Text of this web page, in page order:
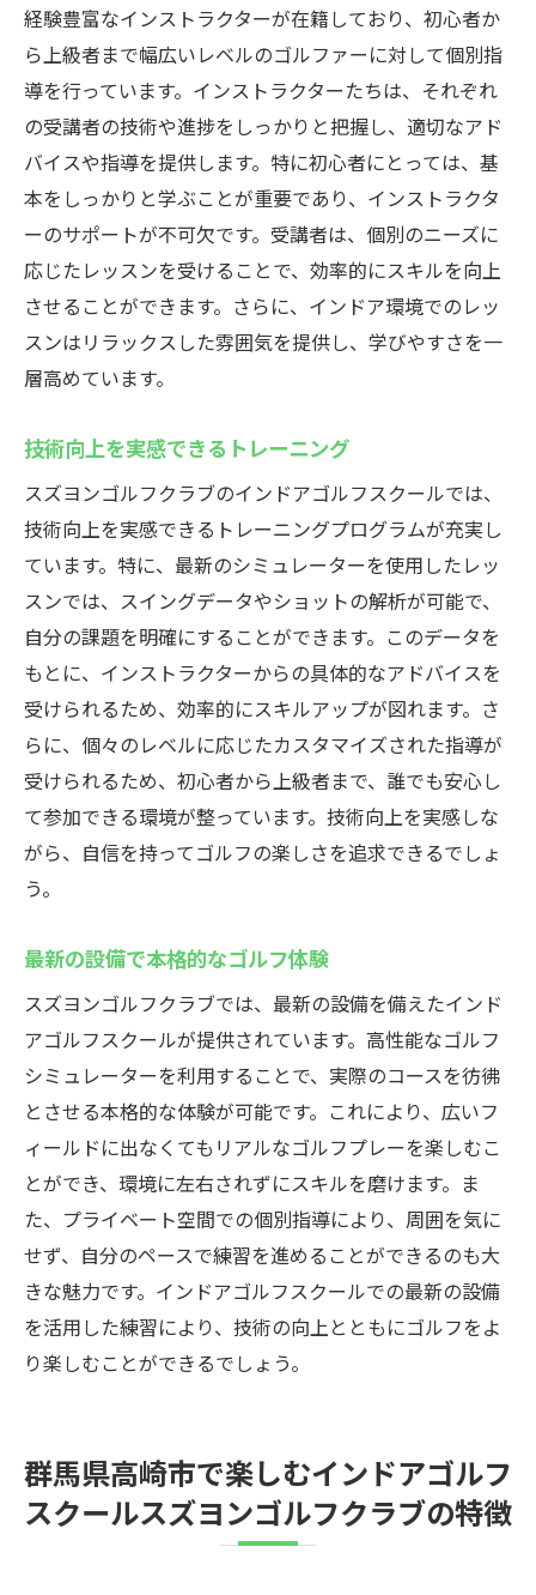
経験豊富なインストラクターが在籍しており、初心者か
ら上級者まで幅広いレベルのゴルファーに対して個別指
導を行っています。インストラクターたちは、それぞれ
の受講者の技術や進捗をしっかりと把握し、適切なアド
バイスや指導を提供します。特に初心者にとっては、基
本をしっかりと学ぶことが重要であり、インストラクタ
ーのサポートが不可欠です。受講者は、個別のニーズに
応じたレッスンを受けることで、効率的にスキルを向上
させることができます。さらに、インドア環境でのレッ
スンはリラックスした雰囲気を提供し、学びやすさを一
層高めています。
技術向上を実感できるトレーニング
スズヨンゴルフクラブのインドアゴルフスクールでは、
技術向上を実感できるトレーニングプログラムが充実し
ています。特に、最新のシミュレーターを使用したレッ
スンでは、スイングデータやショットの解析が可能で、
自分の課題を明確にすることができます。このデータを
もとに、インストラクターからの具体的なアドバイスを
受けられるため、効率的にスキルアップが図れます。さ
らに、個々のレベルに応じたカスタマイズされた指導が
受けられるため、初心者から上級者まで、誰でも安心し
て参加できる環境が整っています。技術向上を実感しな
がら、自信を持ってゴルフの楽しさを追求できるでしょ
う。
最新の設備で本格的なゴルフ体験
スズヨンゴルフクラブでは、最新の設備を備えたインド
アゴルフスクールが提供されています。高性能なゴルフ
シミュレーターを利用することで、実際のコースを彷彿
とさせる本格的な体験が可能です。これにより、広いフ
ィールドに出なくてもリアルなゴルフプレーを楽しむこ
とができ、環境に左右されずにスキルを磨けます。ま
た、プライベート空間での個別指導により、周囲を気に
せず、自分のペースで練習を進めることができるのも大
きな魅力です。インドアゴルフスクールでの最新の設備
を活用した練習により、技術の向上とともにゴルフをよ
り楽しむことができるでしょう。
群馬県高崎市で楽しむインドアゴルフ
スクールスズヨンゴルフクラブの特徴